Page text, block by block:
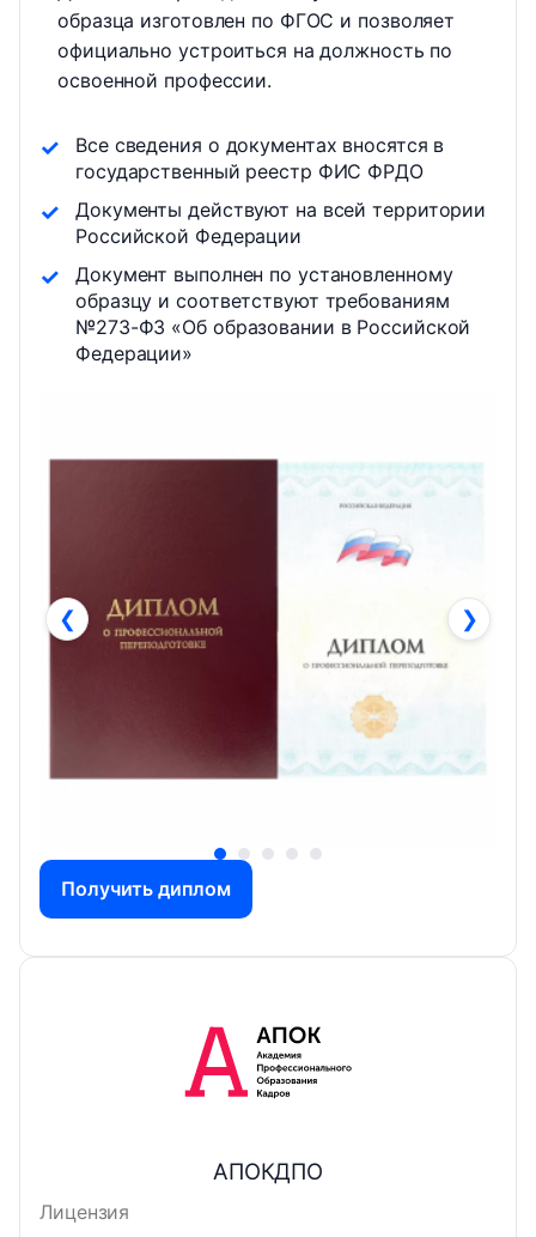
образца изготовлен по ФГОС и позволяет
официально устроиться на должность по
освоенной профессии.
Все сведения о документах вносятся в
государственный реестр ФИС ФРДО
Документы действуют на всей территории
Российской Федерации
Документ выполнен по установленному
образцу и соответствуют требованиям
№273-ФЗ «Об образовании в Российской
Федерации»
❮ ❯
Получить диплом
АПОКДПО
Лицензия